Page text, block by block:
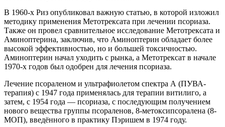
В 1960-х Риз опубликовал важную статью, в которой изложил
методику применения Метотрексата при лечении псориаза.
Также он провел сравнительное исследование Метотрексата и
Аминоптерина, заключив, что Аминоптерин обладает более
высокой эффективностью, но и большей токсичностью.
Аминоптерин начал уходить с рынка, а Метотрексат в начале
1970-х годов был одобрен для лечения псориаза.
Лечение псораленом и ультрафиолетом спектра А (ПУВА-
терапия) с 1947 года применялась для терапии витилиго, а
затем, с 1954 года — псориаза, с последующим получением
нового вещества группы псораленов, 8-метоксипсоралена (8-
МОП), введённого в практику Пэришем в 1974 году.